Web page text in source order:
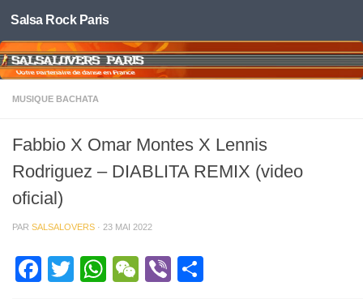
Skip to content
Salsa Rock Paris
MUSIQUE BACHATA
Fabbio X Omar Montes X Lennis
Rodriguez – DIABLITA REMIX (video
oficial)
PAR SALSALOVERS · 23 MAI 2022
Facebook
TwitterWhatsApp
WeChat
Viber